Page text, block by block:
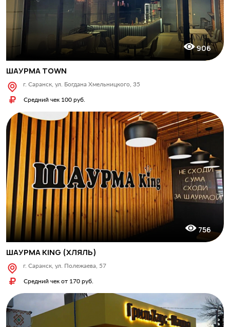
906
ШАУРМА TOWN
г. Саранск, ул. Богдана Хмельницкого, 35
Средний чек 100 руб.
756
ШАУРМА KING (ХЛЯЛЬ)
г. Саранск, ул. Полежаева, 57
Средний чек от 170 руб.